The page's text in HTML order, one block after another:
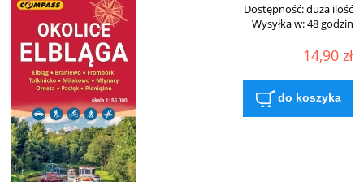
Dostępność:duża ilość
Wysyłka w:48 godzin
14,90 zł
do koszyka